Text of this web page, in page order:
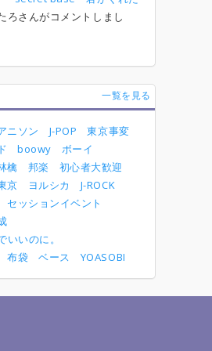
ろさんがコメントしまし
一覧を見る
ニソン J-POP
東京事変
boowy
ボーイ
檎 邦楽
初心者大歓迎
京 ヨルシカ
J-ROCK
セッションイベント
いいのに。
布袋 ベース YOASOBI